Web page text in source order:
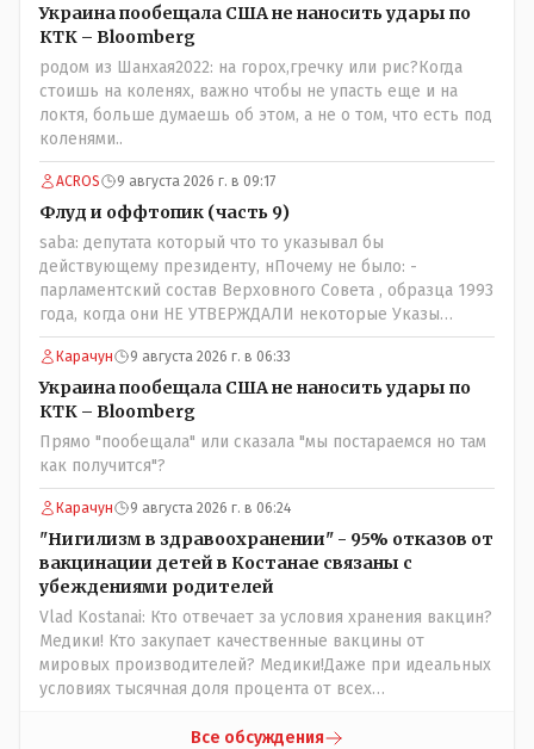
которые развернулись потом на 180 или 360 градусов,
посмотрев на того, как он не сдался, но ты же там сам
живешь и многое знаешь о тех, на кого работаешь.. Это
просто прагматизм и ничего личного. Победим мы, они
встанут под нас и наоборот и все это понимают..
Украина пообещала США не наносить удары по
КТК – Bloomberg
родом из Шанхая2022: на горох,гречку или рис?Когда
стоишь на коленях, важно чтобы не упасть еще и на
локтя, больше думаешь об этом, а не о том, что есть под
коленями..
ACROS 9 августа 2026 г. в 09:17
Флуд и оффтопик (часть 9)
saba: депутата который что то указывал бы
действующему президенту, нПочему не было: -
парламентский состав Верховного Совета , образца 1993
года, когда они НЕ УТВЕРЖДАЛИ некоторые Указы
Назарбаева, особенно в части выборов и перевыборов и
некоторых вопросах внутренней политики, и тогда
Назарбай волевым Указом РАСПУСТИЛ этот бунтарский
состав. Имя - Серикболсын Абдильдин вам знакомо -
юывший секретарь ЦК КП Казахстана , впоследствии -
депутат Верховного Совета и Мажлиса и Председатель
партии коммунстов- он в то время и после и причём
НЕОДНОКРАТНО, указывал и многократно на недостатки
Назарбая и предлагал ему самому ДОБРОВОЛЬНО уйти с
поста Президента.
Карачун 9 августа 2026 г. в 06:33
Украина пообещала США не наносить удары по
КТК – Bloomberg
Прямо "пообещала" или сказала "мы постараемся но там
как получится"?
Карачун 9 августа 2026 г. в 06:24
"Нигилизм в здравоохранении" - 95% отказов от
вакцинации детей в Костанае связаны с
убеждениями родителей
Vlad Kostanai: Кто отвечает за условия хранения вакцин?
Медики! Кто закупает качественные вакцины от
мировых производителей? Медики!Даже при идеальных
условиях тысячная доля процента от всех
прививки. Бумага нужна как защита от дол.....бов не
Все обсуждения